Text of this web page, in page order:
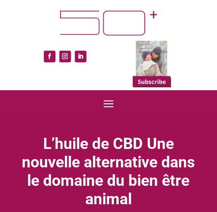
L’huile de CBD Une
nouvelle alternative dans
le domaine du bien être
animal